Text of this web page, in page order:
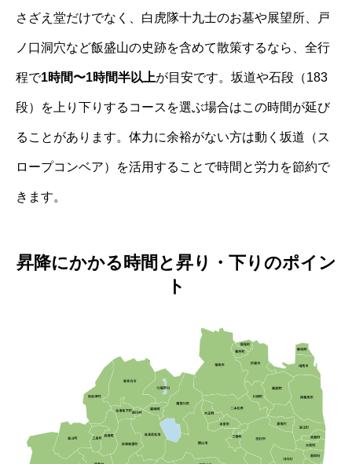
さざえ堂だけでなく、白虎隊十九士のお墓や展望所、戸
ノ口洞穴など飯盛山の史跡を含めて散策するなら、全行
程で1時間〜1時間半以上が目安です。坂道や石段（183
段）を上り下りするコースを選ぶ場合はこの時間が延び
ることがあります。体力に余裕がない方は動く坂道（ス
ロープコンベア）を活用することで時間と労力を節約で
きます。
昇降にかかる時間と昇り・下りのポイン
ト